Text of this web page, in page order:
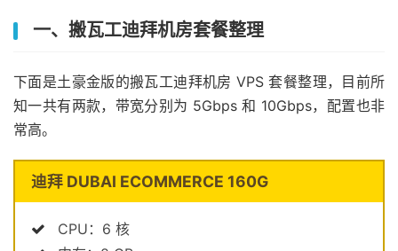
一、搬瓦工迪拜机房套餐整理
下面是土豪金版的搬瓦工迪拜机房 VPS 套餐整理，目前所
知一共有两款，带宽分别为 5Gbps 和 10Gbps，配置也非
常高。
迪拜 DUBAI ECOMMERCE 160G
CPU：6 核